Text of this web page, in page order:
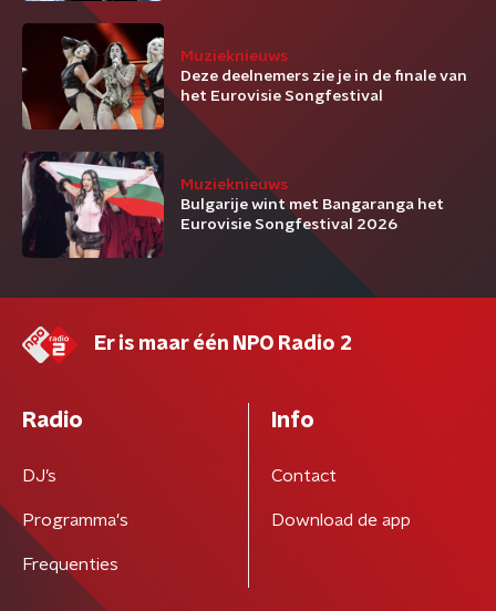
Muzieknieuws
Deze deelnemers zie je in de finale van
het Eurovisie Songfestival
Muzieknieuws
Bulgarije wint met Bangaranga het
Eurovisie Songfestival 2026
Er is maar één NPO Radio 2
Radio
DJ’s
Programma's
Frequenties
Info
Contact
Download de app